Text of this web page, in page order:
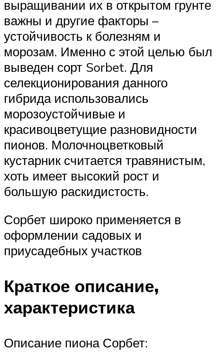
выращивании их в открытом грунте
важны и другие факторы –
устойчивость к болезням и
морозам. Именно с этой целью был
выведен сорт Sorbet. Для
селекционирования данного
гибрида использовались
морозоустойчивые и
красивоцветущие разновидности
пионов. Молочноцветковый
кустарник считается травянистым,
хоть имеет высокий рост и
большую раскидистость.
Сорбет широко применяется в
оформлении садовых и
приусадебных участков
Краткое описание,
характеристика
Описание пиона Сорбет: